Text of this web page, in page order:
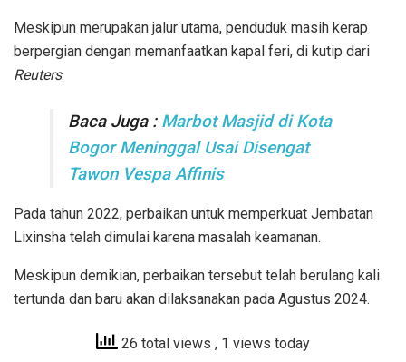
Meskipun merupakan jalur utama, penduduk masih kerap
berpergian dengan memanfaatkan kapal feri, di kutip dari
Reuters.
Baca Juga : Marbot Masjid di Kota
Bogor Meninggal Usai Disengat
Tawon Vespa Affinis
Pada tahun 2022, perbaikan untuk memperkuat Jembatan
Lixinsha telah dimulai karena masalah keamanan.
Meskipun demikian, perbaikan tersebut telah berulang kali
tertunda dan baru akan dilaksanakan pada Agustus 2024.
26 total views , 1 views today